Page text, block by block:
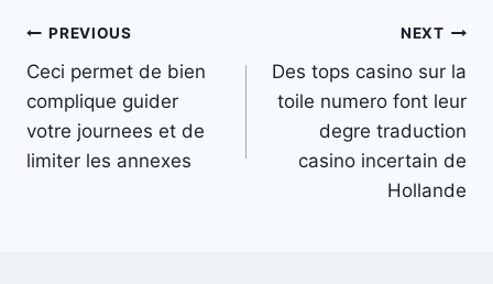
Post
navigation
PREVIOUS
Ceci permet de bien
complique guider
votre journees et de
limiter les annexes
NEXT
Des tops casino sur la
toile numero font leur
degre traduction
casino incertain de
Hollande